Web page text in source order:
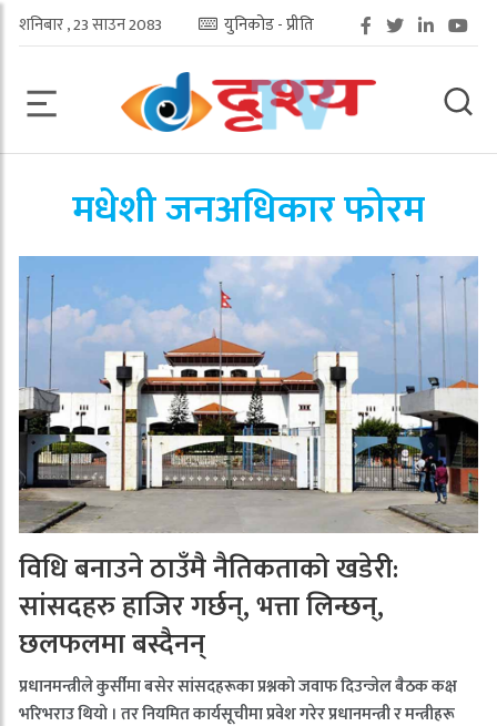
शनिबार , 23 साउन 2083 युनिकोड - प्रीति
मधेशी जनअधिकार फोरम
विधि बनाउने ठाउँमै नैतिकताको खडेरी:
सांसदहरु हाजिर गर्छन्, भत्ता लिन्छन्,
छलफलमा बस्दैनन्
प्रधानमन्त्रीले कुर्सीमा बसेर सांसदहरूका प्रश्नको जवाफ दिउन्जेल बैठक कक्ष
भरिभराउ थियो । तर नियमित कार्यसूचीमा प्रवेश गरेर प्रधानमन्त्री र मन्त्रीहरू